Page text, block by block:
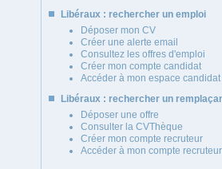
Libéraux : rechercher un emploi
Déposer mon CV
Créer une alerte email
Consultez les offres d'emploi
Créer mon compte candidat
Accéder à mon espace candidat
Libéraux : rechercher un
Déposer une offre
Consulter la CVThèque
Créer mon compte recruteur
Accéder à mon compte recruteur